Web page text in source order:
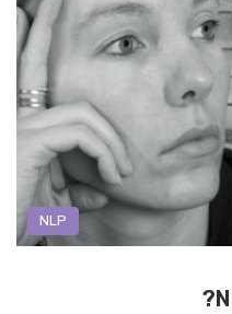
NLP